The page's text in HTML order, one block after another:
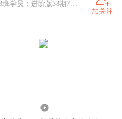
喜马拉雅攀登计划精英版43期43班学员；进阶版38期7班学员；有声制作人3期5班学员；AI创作营6期5班学员
加关注